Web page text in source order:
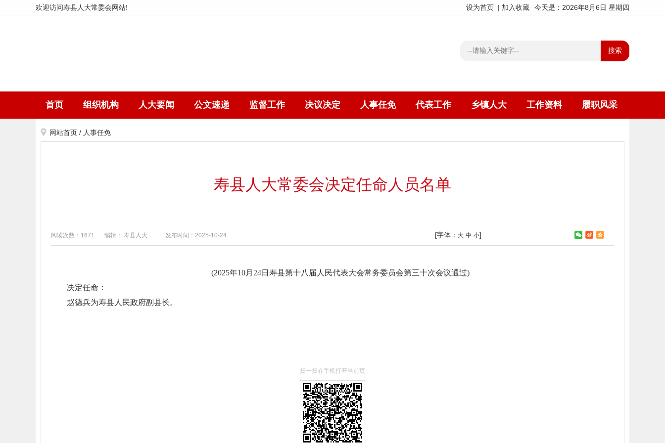
欢迎访问寿县人大常委会网站! 今天是：2026年8月6日 星期四
设为首页 | 加入收藏
首页 组织机构 人大要闻 公文速递 监督工作 决议决定 人事任免 代表工作 乡镇人大 工作资料 履职风采
网站首页 / 人事任免
寿县人大常委会决定任命人员名单
阅读次数：1671 编辑： 寿县人大 发布时间：2025-10-24 [字体： 大 中 小]
(2025年10月24日寿县第十八届人民代表大会常务委员会第三十次会议通过)
决定任命：
赵德兵为寿县人民政府副县长。
扫一扫在手机打开当前页